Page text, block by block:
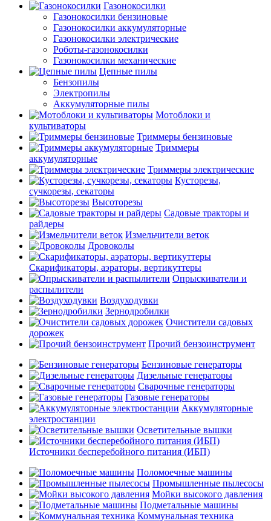
Газонокосилки
Газонокосилки бензиновые
Газонокосилки аккумуляторные
Газонокосилки электрические
Роботы-газонокосилки
Газонокосилки механические
Цепные пилы
Бензопилы
Электропилы
Аккумуляторные пилы
Мотоблоки и
культиваторы
Триммеры бензиновые
Триммеры
аккумуляторные
Триммеры электрические
Кусторезы,
сучкорезы, секаторы
Высоторезы
Садовые тракторы и
райдеры
Измельчители веток
Дровоколы
Скарификаторы, аэраторы, вертикуттеры
Опрыскиватели и
распылители
Воздуходувки
Зернодробилки
Очистители садовых
дорожек
Прочий бензоинструмент
Бензиновые генераторы
Дизельные генераторы
Сварочные генераторы
Газовые генераторы
Аккумуляторные
электростанции
Осветительные вышки
Источники бесперебойного питания (ИБП)
Поломоечные машины
Промышленные пылесосы
Мойки высокого давления
Подметальные машины
Коммунальная техника